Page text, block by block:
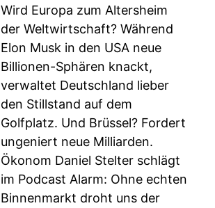
Wird Europa zum Altersheim
der Weltwirtschaft? Während
Elon Musk in den USA neue
Billionen-Sphären knackt,
verwaltet Deutschland lieber
den Stillstand auf dem
Golfplatz. Und Brüssel? Fordert
ungeniert neue Milliarden.
Ökonom Daniel Stelter schlägt
im Podcast Alarm: Ohne echten
Binnenmarkt droht uns der